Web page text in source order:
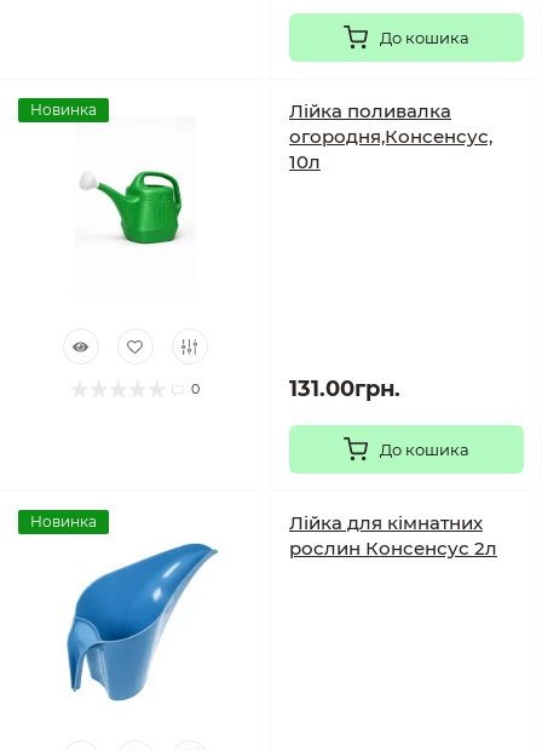
До кошика
Новинка
0
Лійка поливалка
огородня,Консенсус,
10л
131.00грн.
До кошика
Новинка
Лійка для кімнатних
рослин Консенсус 2л